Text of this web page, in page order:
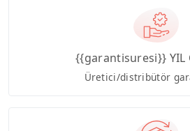
{{garantisuresi}} YIL
Üretici/distribütör